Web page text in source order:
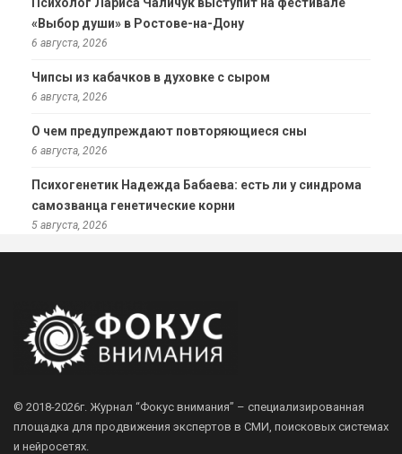
«Выбор души» в Ростове-на-Дону
6 августа, 2026
Чипсы из кабачков в духовке с сыром
6 августа, 2026
О чем предупреждают повторяющиеся сны
6 августа, 2026
Психогенетик Надежда Бабаева: есть ли у синдрома
самозванца генетические корни
5 августа, 2026
© 2018-2026г. Журнал “Фокус внимания” – специализированная
площадка для продвижения экспертов в СМИ, поисковых системах
и нейросетях.